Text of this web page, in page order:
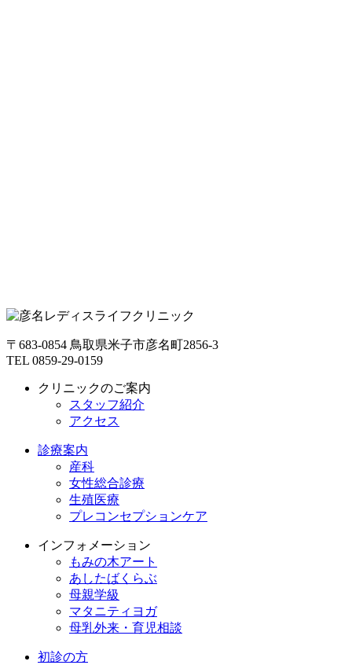
〒683-0854 鳥取県米子市彦名町2856-3
TEL 0859-29-0159
クリニックのご案内
スタッフ紹介
アクセス
診療案内
産科
女性総合診療
生殖医療
プレコンセプションケア
インフォメーション
もみの木アート
あしたばくらぶ
母親学級
マタニティヨガ
母乳外来・育児相談
初診の方